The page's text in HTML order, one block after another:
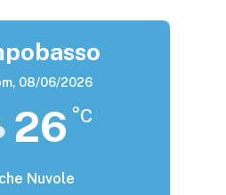
08/06/2026
26 °C
Nuvole